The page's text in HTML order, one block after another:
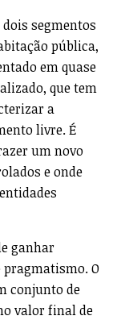
segmentos
pública,
em quase
que tem
a
livre. É
um novo
e onde
ganhar
pragmatismo. O
conjunto de
valor final de